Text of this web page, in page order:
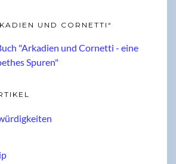
UND CORNETTI“